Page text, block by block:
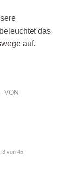
das
auf.
VON
3 von 45